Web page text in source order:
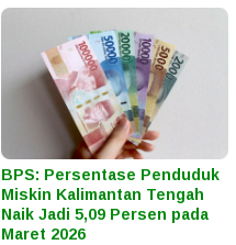
BPS: Persentase Penduduk
Miskin Kalimantan Tengah
Naik Jadi 5,09 Persen pada
Maret 2026